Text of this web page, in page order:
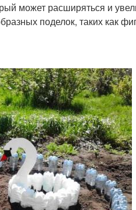
может расширяться и
поделок, таких как